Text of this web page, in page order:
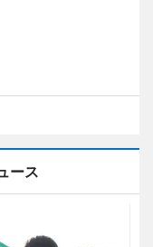
ース